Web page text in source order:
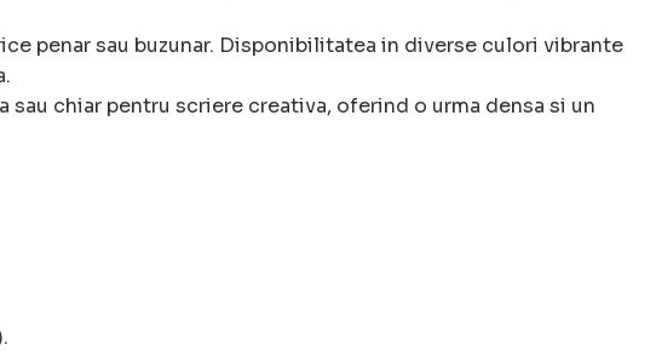
penar sau buzunar. Disponibilitatea in diverse culori vibrante
chiar pentru scriere creativa, oferind o urma densa si un